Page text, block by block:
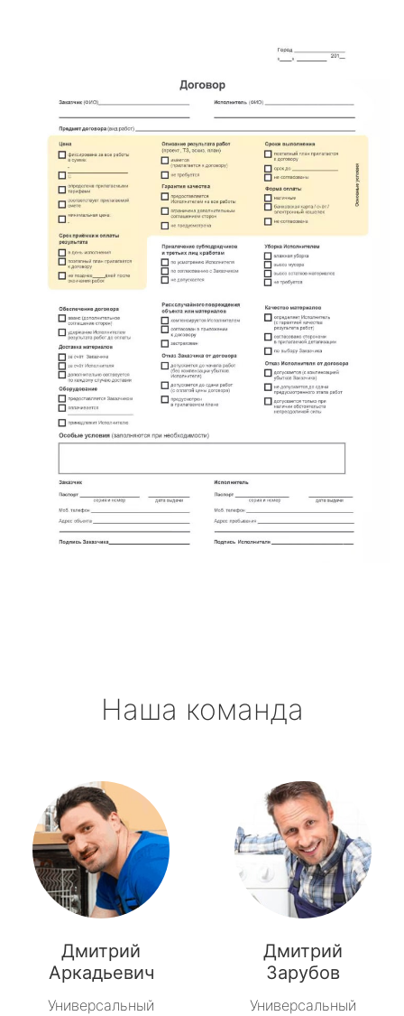
Наша команда
Дмитрий
Аркадьевич
Универсальный
Дмитрий
Зарубов
Универсальный